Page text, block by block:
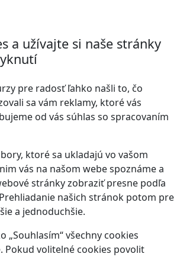
a užívajte si naše stránky
pre radosť ľahko našli to, čo
sa vám reklamy, ktoré vás
od vás súhlas so spracovaním
ktoré sa ukladajú vo vašom
vás na našom webe spoznáme a
stránky zobraziť presne podľa
našich stránok potom pre
a jednoduchšie.
„Souhlasím“ všechny cookies
Pokud volitelné cookies povolit